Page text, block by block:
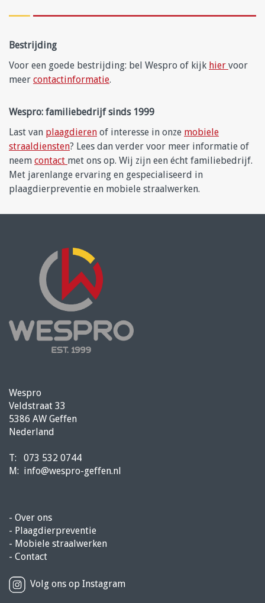
Bestrijding
Voor een goede bestrijding: bel Wespro of kijk hier voor
meer contactinformatie.
Wespro: familiebedrijf sinds 1999
Last van plaagdieren of interesse in onze mobiele
straaldiensten? Lees dan verder voor meer informatie of
neem contact met ons op. Wij zijn een écht familiebedrijf.
Met jarenlange ervaring en gespecialiseerd in
plaagdierpreventie en mobiele straalwerken.
Wespro
Veldstraat 33
5386 AW Geffen
Nederland
T: 073 532 0744
M: info@wespro-geffen.nl
- Over ons
- Plaagdierpreventie
- Mobiele straalwerken
- Contact
Volg ons op Instagram